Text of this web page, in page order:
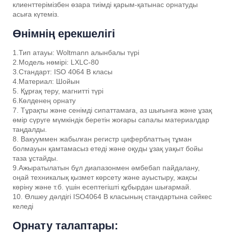
клиенттерімізбен өзара тиімді қарым-қатынас орнатуды
асыға күтеміз.
Өнімнің ерекшелігі
1.Тип атауы: Woltmann алынбалы түрі
2.Модель нөмірі: LXLC-80
3.Стандарт: ISO 4064 B класы
4.Материал: Шойын
5. Құрғақ теру, магнитті түрі
6.Көлденең орнату
7. Тұрақты және сенімді сипаттамаға, аз шығынға және ұзақ
өмір сүруге мүмкіндік беретін жоғары сапалы материалдар
таңдалды.
8. Вакууммен жабылған регистр циферблаттың тұман
болмауын қамтамасыз етеді және оқуды ұзақ уақыт бойы
таза ұстайды.
9.Ажыратылатын бұл диапазонмен әмбебап пайдалану,
оңай техникалық қызмет көрсету және ауыстыру, жақсы
көріну және т.б. үшін есептегішті құбырдан шығармай.
10. Өлшеу дәлдігі ISO4064 B класының стандартына сәйкес
келеді
Орнату талаптары: